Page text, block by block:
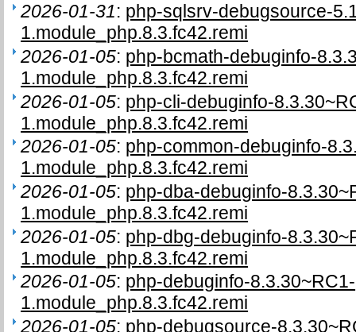
2026-01-31: php-sqlsrv-debugsource-
1.module_php.8.3.fc42.remi
2026-01-05: php-bcmath-debuginfo-
1.module_php.8.3.fc42.remi
2026-01-05: php-cli-debuginfo-
1.module_php.8.3.fc42.remi
2026-01-05: php-common-debuginfo-
1.module_php.8.3.fc42.remi
2026-01-05: php-dba-debuginfo-
1.module_php.8.3.fc42.remi
2026-01-05: php-dbg-debuginfo-
1.module_php.8.3.fc42.remi
2026-01-05: php-debuginfo-8.3.30~RC1-
1.module_php.8.3.fc42.remi
2026-01-05: php-debugsource-